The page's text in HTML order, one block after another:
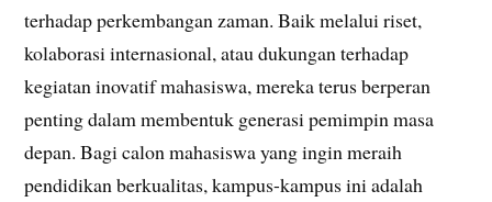
terhadap perkembangan zaman. Baik melalui riset,
kolaborasi internasional, atau dukungan terhadap
kegiatan inovatif mahasiswa, mereka terus berperan
penting dalam membentuk generasi pemimpin masa
depan. Bagi calon mahasiswa yang ingin meraih
pendidikan berkualitas, kampus-kampus ini adalah